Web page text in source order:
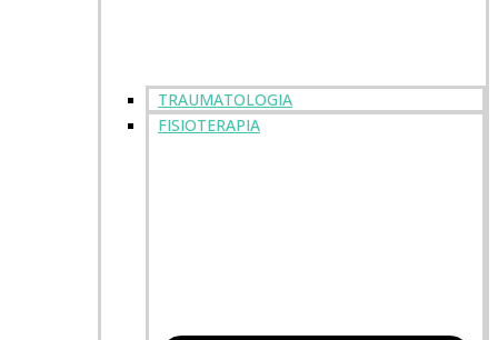
TRAUMATOLOGIA
FISIOTERAPIA